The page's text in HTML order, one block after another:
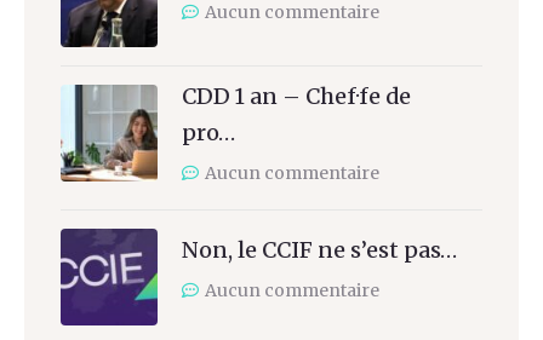
Aucun commentaire
CDD 1 an – Chef·fe de
pro…
Aucun commentaire
Non, le CCIF ne s’est pas…
Aucun commentaire